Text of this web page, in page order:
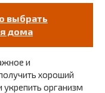
выбрать
дома
и
хороший
укрепить организм